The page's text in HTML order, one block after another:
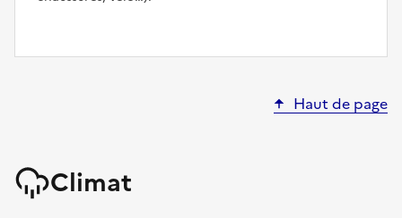
Haut de page
Climat